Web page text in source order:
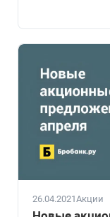
26.04.2021Акции